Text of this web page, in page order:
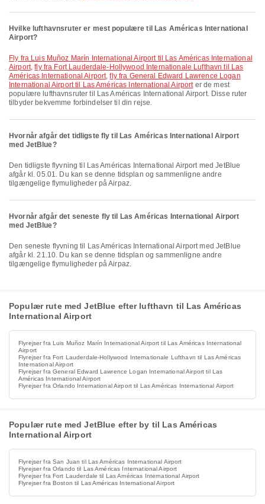
Hvilke lufthavnsruter er mest populære til Las Américas International
Airport?
fly fra Luis Muñoz Marín International Airport til Las Américas International
Airport,fly fra Fort Lauderdale-Hollywood Internationale Lufthavn til Las
Américas International Airport,fly fra General Edward Lawrence Logan
International Airport til Las Américas International Airporter de mest
populære lufthavnsruter til Las Américas International Airport. Disse ruter
tilbyder bekvemme forbindelser til din rejse.
Hvornår afgår det tidligste fly til Las Américas International Airport
med JetBlue?
Den tidligste flyvning til Las Américas International Airport med JetBlue
afgår kl. 05.01. Du kan se denne tidsplan og sammenligne andre
tilgængelige flymuligheder på Airpaz.
Hvornår afgår det seneste fly til Las Américas International Airport
med JetBlue?
Den seneste flyvning til Las Américas International Airport med JetBlue
afgår kl. 21.10. Du kan se denne tidsplan og sammenligne andre
tilgængelige flymuligheder på Airpaz.
Populær rute med JetBlue efter lufthavn til Las Américas
International Airport
Flyrejser fra Luis Muñoz Marín International Airport til Las Américas International
Airport
Flyrejser fra Fort Lauderdale-Hollywood Internationale Lufthavn til Las Américas
International Airport
Flyrejser fra General Edward Lawrence Logan International Airport til Las
Américas International Airport
Flyrejser fra Orlando International Airport til Las Américas International Airport
Populær rute med JetBlue efter by til Las Américas
International Airport
Flyrejser fra San Juan til Las Américas International Airport
Flyrejser fra Orlando til Las Américas International Airport
Flyrejser fra Fort Lauderdale til Las Américas International Airport
Flyrejser fra Boston til Las Américas International Airport